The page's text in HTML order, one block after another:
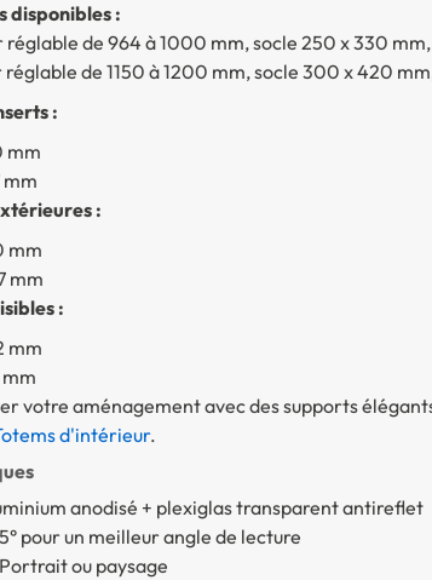
disponibles :
réglable de 964 à 1000 mm, socle 250 x 330
réglable de 1150 à 1200 mm, socle 300 x 420
:
mm
mm
:
mm
mm
:
mm
mm
votre aménagement avec des supports
d'intérieur.
anodisé + plexiglas transparent antireflet
pour un meilleur angle de lecture
ou paysage